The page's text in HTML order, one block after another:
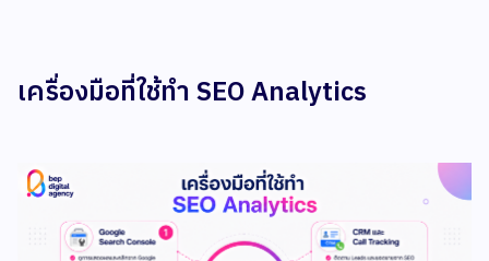
เครื่องมือที่ใช้ทำ SEO Analytics